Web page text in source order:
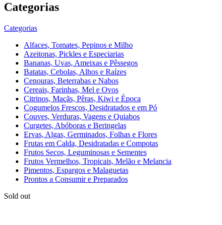
Categorias
Categorias
Alfaces, Tomates, Pepinos e Milho
Azeitonas, Pickles e Especiarias
Bananas, Uvas, Ameixas e Pêssegos
Batatas, Cebolas, Alhos e Raízes
Cenouras, Beterrabas e Nabos
Cereais, Farinhas, Mel e Ovos
Citrinos, Maçãs, Pêras, Kiwi e Época
Cogumelos Frescos, Desidratados e em Pó
Couves, Verduras, Vagens e Quiabos
Curgetes, Abóboras e Beringelas
Ervas, Algas, Germinados, Folhas e Flores
Frutas em Calda, Desidratadas e Compotas
Frutos Secos, Leguminosas e Sementes
Frutos Vermelhos, Tropicais, Melão e Melancia
Pimentos, Espargos e Malaguetas
Prontos a Consumir e Preparados
Sold out